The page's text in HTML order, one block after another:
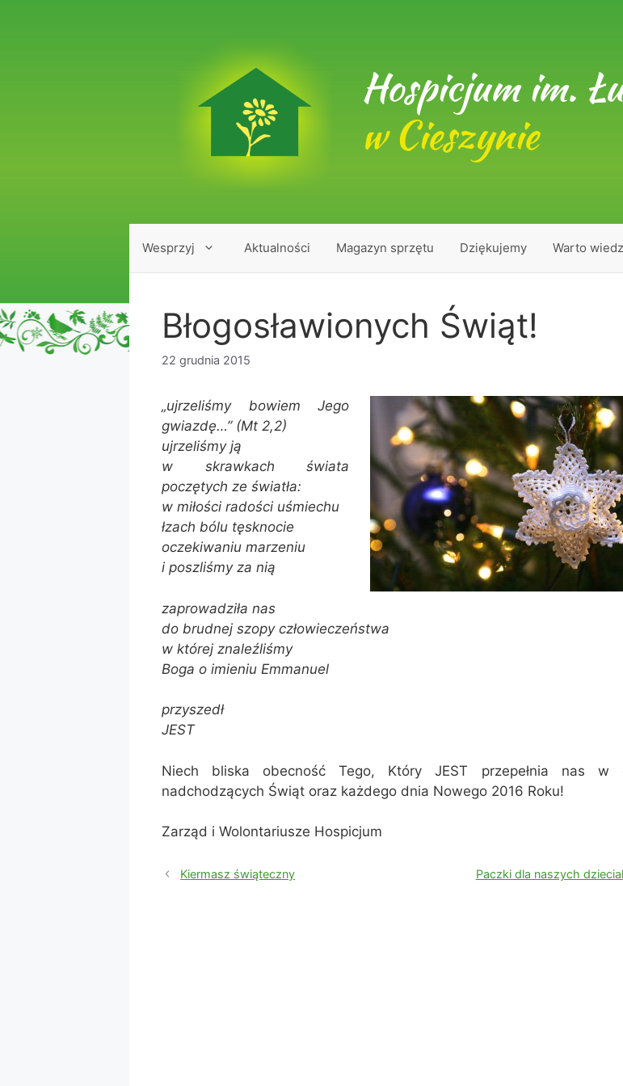
Hospicjum im.
w Cieszynie
Wesprzyj Aktualności Magazyn sprzętu Dziękujemy Warto
Błogosławionych Świąt!
22 grudnia 2015
„ujrzeliśmy bowiem Jego
gwiazdę…” (Mt 2,2)
ujrzeliśmy ją
w skrawkach świata
poczętych ze światła:
w miłości radości uśmiechu
łzach bólu tęsknocie
oczekiwaniu marzeniu
i poszliśmy za nią
zaprowadziła nas
do brudnej szopy człowieczeństwa
w której znaleźliśmy
Boga o imieniu Emmanuel
przyszedł
JEST
Niech bliska obecność Tego, Który JEST przepełnia nas w
nadchodzących Świąt oraz każdego dnia Nowego 2016 Roku!
Zarząd i Wolontariusze Hospicjum
Kiermasz świąteczny Paczki dla naszych